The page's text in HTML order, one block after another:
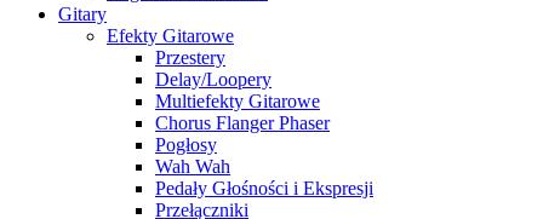
Gitary
Efekty Gitarowe
Przestery
Delay/Loopery
Multiefekty Gitarowe
Chorus Flanger Phaser
Pogłosy
Wah Wah
Pedały Głośności i Ekspresji
Przełączniki